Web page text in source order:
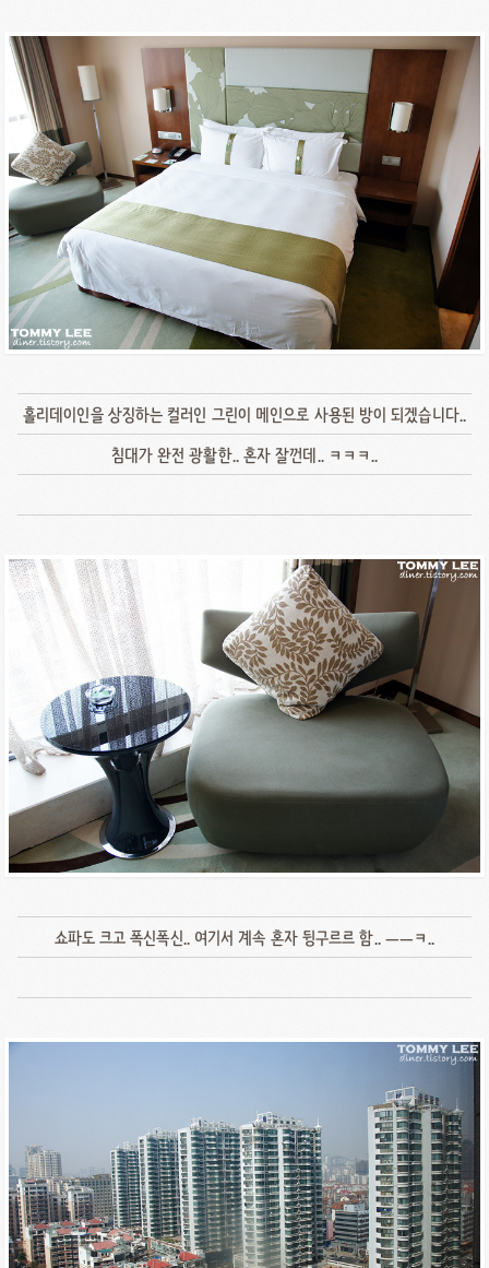
홀리데이인을 상징하는 컬러인 그린이 메인으로 사용된 방이 되겠습니다..
침대가 완전 광활한.. 혼자 잘껀데.. ㅋㅋㅋ..
쇼파도 크고 폭신폭신.. 여기서 계속 혼자 뒹구르르 함.. ㅡㅡㅋ..